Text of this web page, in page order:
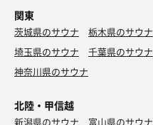
関東
茨城県のサウナ 栃木県のサウナ
埼玉県のサウナ
千葉県のサウナ
神奈川県のサウナ
北陸・甲信越
新潟県のサウナ 富山県のサウナ